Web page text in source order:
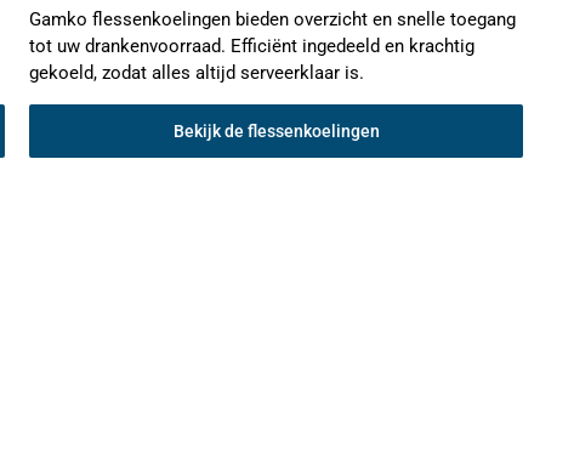
Gamko flessenkoelingen bieden overzicht en snelle toegang
tot uw drankenvoorraad. Efficiënt ingedeeld en krachtig
gekoeld, zodat alles altijd serveerklaar is.
Bekijk de flessenkoelingen